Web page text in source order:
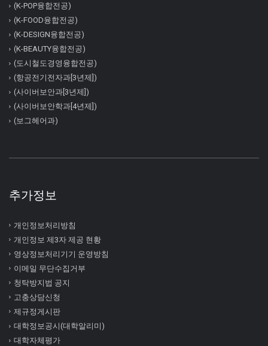
(K-POP융합전공)
(K-FOOD융합전공)
(K-DESIGN융합전공)
(K-BEAUTY융합전공)
(도시철도경영융합전공)
(항공전기전자과[3년제])
(사이버보안과[3년제])
(사이버보안학과[4년제])
(보그헤어과)
추가정보
개인정보처리방침
개인정보 제3자 제공 현황
영상정보처리기기 운영방침
이메일 무단수집거부
청탁방지법 공지
고충상담신청
제규정게시판
대학정보공시(대학알리미)
대학자체평가